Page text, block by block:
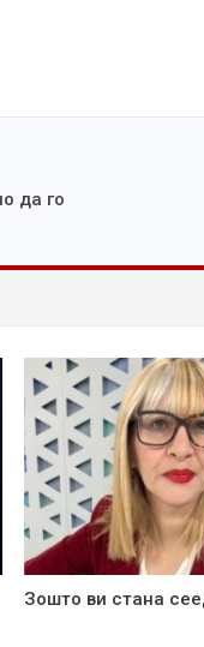
да го
Зошто ви стана